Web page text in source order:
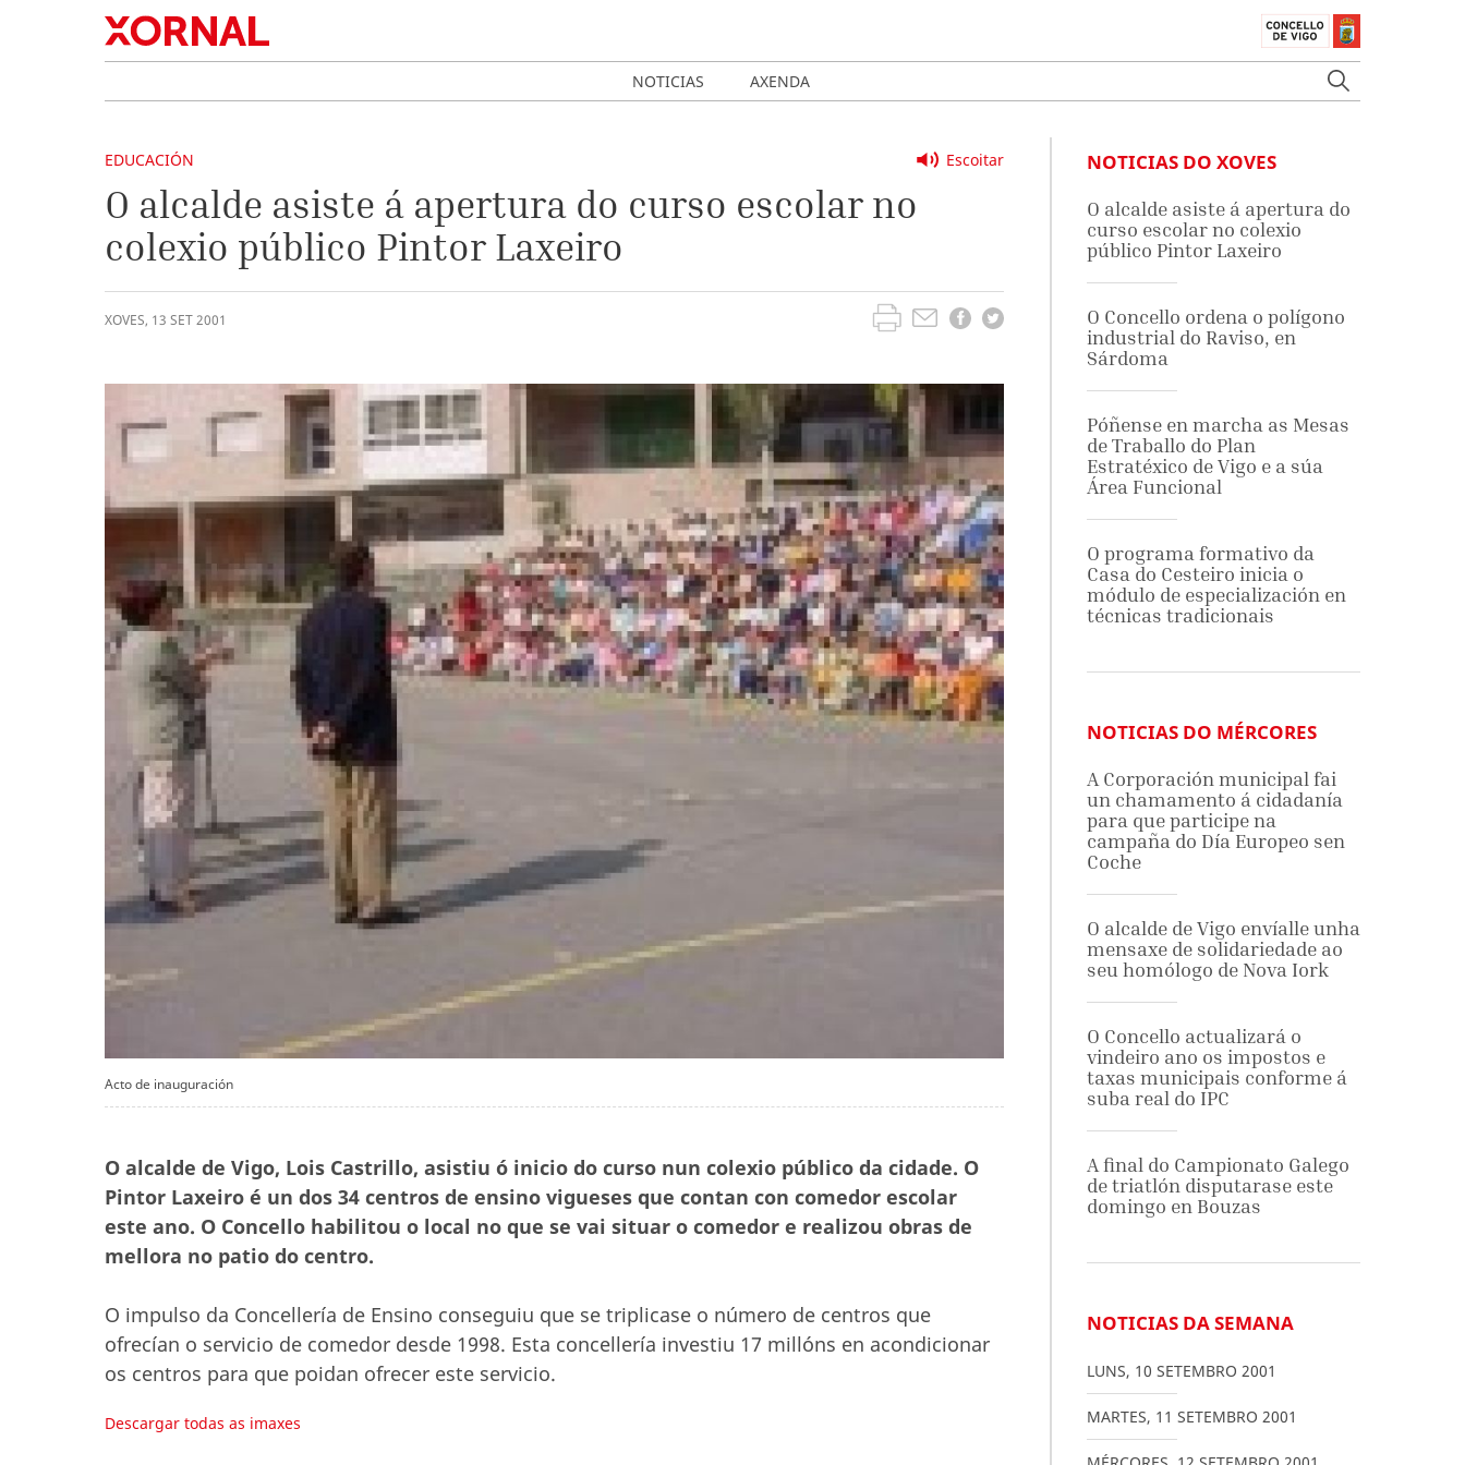
NOTICIAS AXENDA
Escoitar
EDUCACIÓN
O alcalde asiste á apertura do curso escolar no
colexio público Pintor Laxeiro
XOVES, 13 SET2001
Acto de inauguración
O alcalde de Vigo, Lois Castrillo, asistiu ó inicio do curso nun colexio público da cidade. O
Pintor Laxeiro é un dos 34 centros de ensino vigueses que contan con comedor escolar
este ano. O Concello habilitou o local no que se vai situar o comedor e realizou obras de
mellora no patio do centro.
O impulso da Concellería de Ensino conseguiu que se triplicase o número de centros que
ofrecían o servicio de comedor desde 1998. Esta concellería investiu 17 millóns en acondicionar
os centros para que poidan ofrecer este servicio.
Descargar todas as imaxes
NOTICIAS DO XOVES
O alcalde asiste á apertura do
curso escolar no colexio
público Pintor Laxeiro
O Concello ordena o polígono
industrial do Raviso, en
Sárdoma
Póñense en marcha as Mesas
de Traballo do Plan
Estratéxico de Vigo e a súa
Área Funcional
O programa formativo da
Casa do Cesteiro inicia o
módulo de especialización en
técnicas tradicionais
NOTICIAS DO MÉRCORES
A Corporación municipal fai
un chamamento á cidadanía
para que participe na
campaña do Día Europeo sen
Coche
O alcalde de Vigo envíalle unha
mensaxe de solidariedade ao
seu homólogo de Nova Iork
O Concello actualizará o
vindeiro ano os impostos e
taxas municipais conforme á
suba real do IPC
A final do Campionato Galego
de triatlón disputarase este
domingo en Bouzas
NOTICIAS DA SEMANA
LUNS, 10 SETEMBRO 2001
MARTES, 11 SETEMBRO 2001